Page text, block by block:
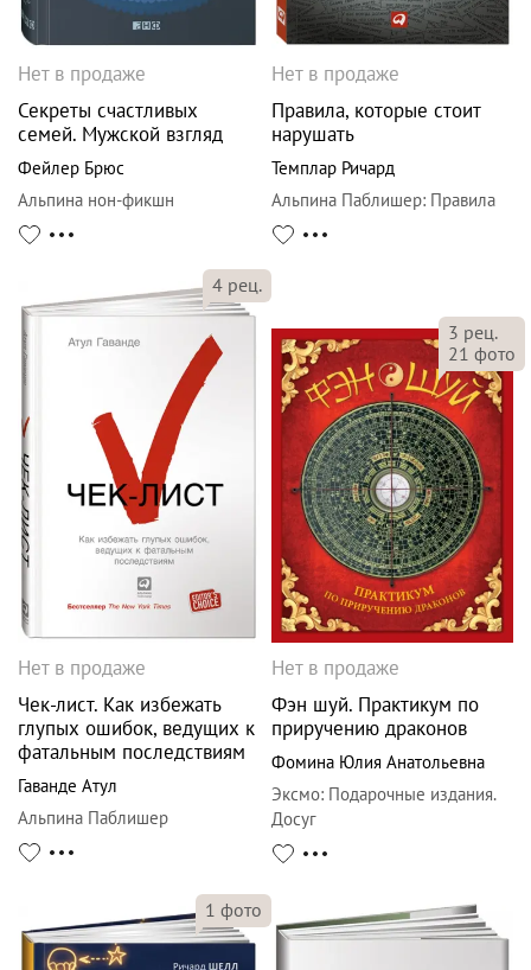
Нет в продаже
Секреты счастливых
семей. Мужской взгляд
Фейлер Брюс
Альпина нон-фикшн
Нет в продаже
Правила, которые стоит
нарушать
Темплар Ричард
Альпина Паблишер: Правила
4 рец.
Нет в продаже
Чек-лист. Как избежать
глупых ошибок, ведущих к
фатальным последствиям
Гаванде Атул
Альпина Паблишер
3 рец.
21 фото
Нет в продаже
Фэн шуй. Практикум по
приручению драконов
Фомина Юлия Анатольевна
Эксмо: Подарочные издания.
Досуг
1 фото